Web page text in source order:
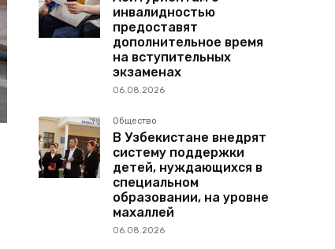
инвалидностью
предоставят
дополнительное время
на вступительных
экзаменах
06.08.2026
Общество
В Узбекистане внедрят
систему поддержки
детей, нуждающихся в
специальном
образовании, на уровне
махаллей
06.08.2026